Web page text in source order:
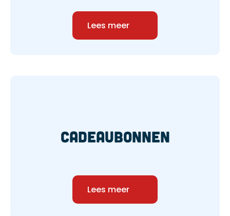
Lees meer
cadeaubonnen
Lees meer